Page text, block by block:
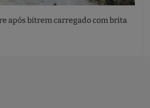
após bitrem carregado com brita